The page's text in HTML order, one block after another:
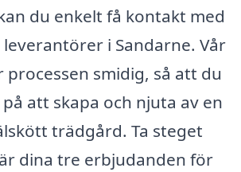
du enkelt få kontakt med
i Sandarne. Vår
smidig, så att du
att skapa och njuta av en
trädgård. Ta steget
dina tre erbjudanden för